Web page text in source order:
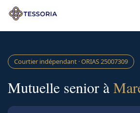
Aller au contenu principal
Courtier indépendant · ORIAS25007309
Mutuelle senior à